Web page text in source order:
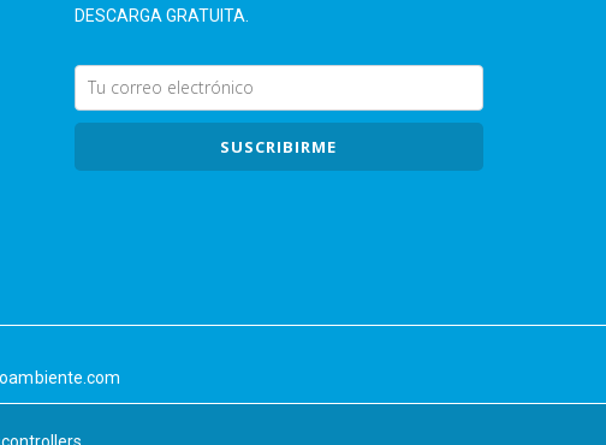
DESCARGA GRATUITA.
SUSCRIBIRME